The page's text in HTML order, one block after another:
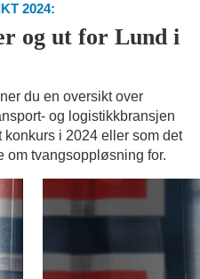
2024:
og ut for Lund i
du en oversikt over
og logistikkbransjen
i 2024 eller som det
om tvangsoppløsning for.